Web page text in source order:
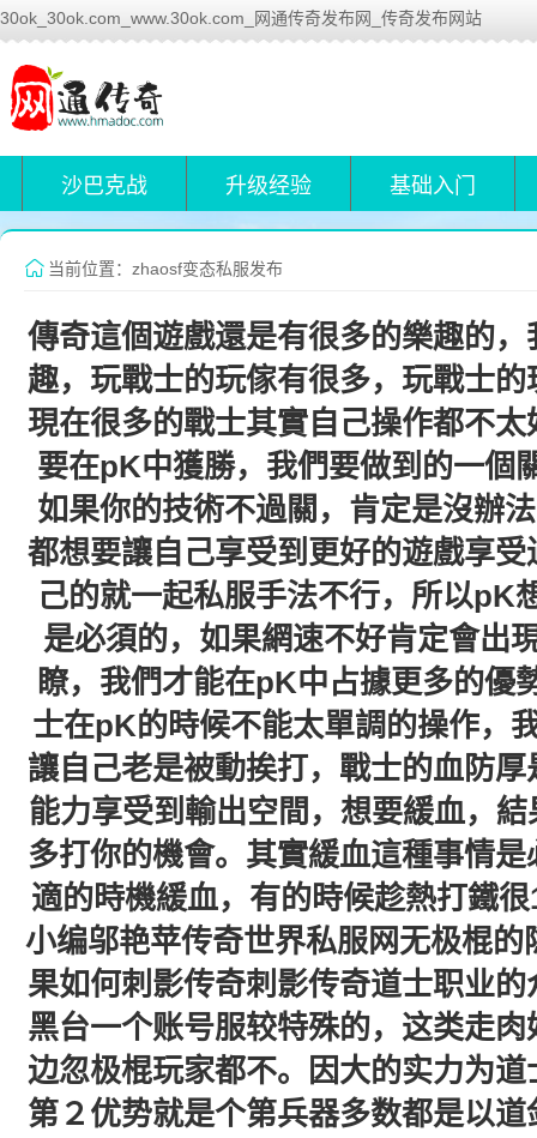
30ok_30ok.com_www.30ok.com_网通传奇发布网_传奇发布网站
沙巴克战 升级经验 基础入门
当前位置：zhaosf变态私服发布
傳奇這個遊戲還是有很多的樂趣的
趣，玩戰士的玩傢有很多，玩戰士
現在很多的戰士其實自己操作都不
要在pK中獲勝，我們要做到的一個
如果你的技術不過關，肯定是沒辦
都想要讓自己享受到更好的遊戲享
己的就一起私服手法不行，所以pK
是必須的，如果網速不好肯定會出
瞭，我們才能在pK中占據更多的優
士在pK的時候不能太單調的操作，
讓自己老是被動挨打，戰士的血防
能力享受到輸出空間，想要緩血，
多打你的機會。其實緩血這種事情
適的時機緩血，有的時候趁熱打鐵
小编邬艳苹传奇世界私服网无极棍
果如何刺影传奇刺影传奇道士职业
黑台一个账号服较特殊的，这类走
边忽极棍玩家都不。因大的实力为
第２优势就是个第兵器多数都是以